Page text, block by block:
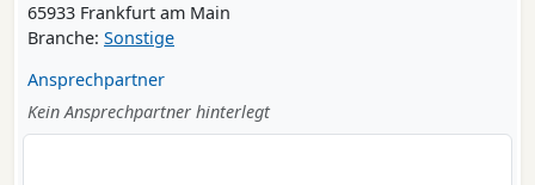
65933 Frankfurt am Main
Branche: Sonstige
Ansprechpartner
Kein Ansprechpartner hinterlegt